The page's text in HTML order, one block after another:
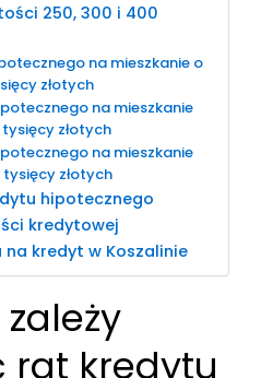
250, 300 i 400
na mieszkanie o
złotych
na mieszkanie
złotych
na mieszkanie
złotych
hipotecznego
kredytowej
na kredyt w Koszalinie
rat kredytu